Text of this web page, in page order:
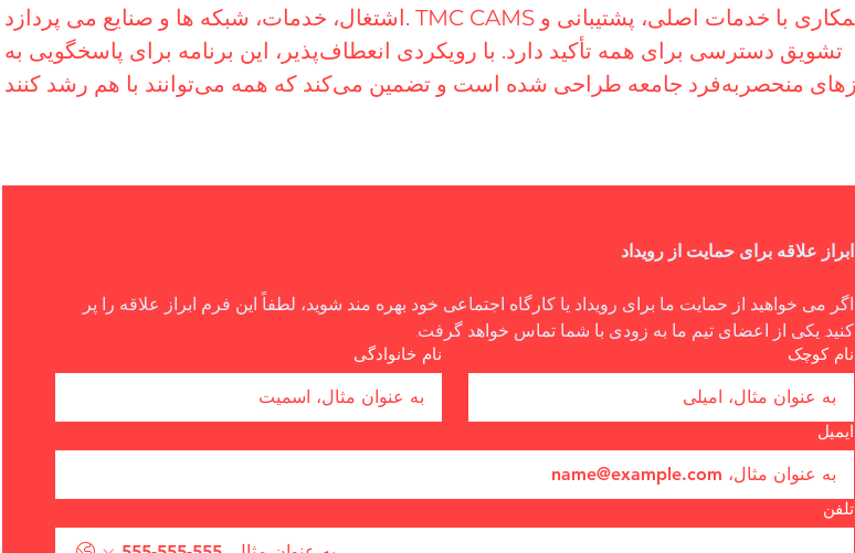
اشتغال، خدمات، شبکه ها و صنایع می پردازد. TMC CAMS بر همکاری با خدمات اصلی، پشتیبانی و
تشویق دسترسی برای همه تأکید دارد. با رویکردی انعطاف‌پذیر، این برنامه برای پاسخگویی به
ابراز علاقه برای حمایت از رویداد
کنید. یکی از اعضای تیم ما به زودی با شما تماس خواهد گرفت.
نام کوچک نام خانوادگی
ایمیل
تلفن